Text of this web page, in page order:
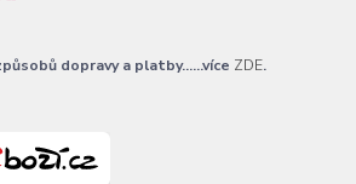
dopravy a platby......více ZDE.